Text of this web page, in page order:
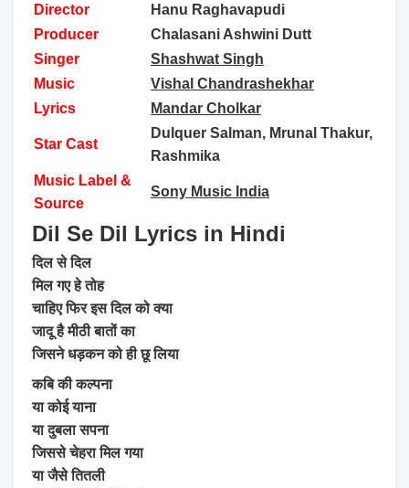
Director
Hanu Raghavapudi
Producer
Chalasani Ashwini Dutt
Singer
Shashwat Singh
Music
Vishal Chandrashekhar
Lyrics
Mandar Cholkar
Star Cast
Dulquer Salman, Mrunal Thakur,
Rashmika
Music Label &
Source
Sony Music India
Dil Se Dil Lyrics in Hindi
दिल से दिल
मिल गए हे तोह
चाहिए फिर इस दिल को क्या
जादू है मीठी बातों का
जिसने धड़कन को ही छू लिया
कबि की कल्पना
या कोई याना
या दुबला सपना
जिससे चेहरा मिल गया
या जैसे तितली